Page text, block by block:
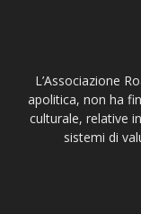
L’Associazione
apolitica, non ha
culturale, relative
sistemi di